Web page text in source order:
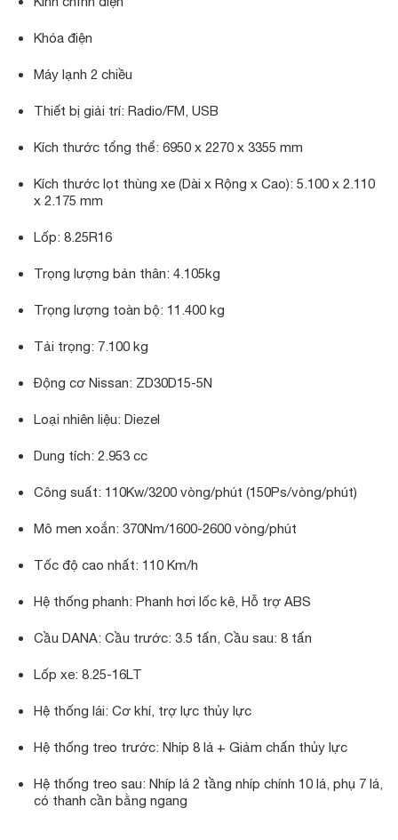
Khóa điện
Máy lạnh 2 chiều
Thiết bị giải trí: Radio/FM, USB
Kích thước tổng thể: 6950 x 2270 x 3355 mm
Kích thước lọt thùng xe (Dài x Rộng x Cao): 5.100 x 2.110
x 2.175 mm
Lốp: 8.25R16
Trọng lượng bản thân: 4.105kg
Trọng lượng toàn bộ: 11.400 kg
Tải trọng: 7.100 kg
Động cơ Nissan: ZD30D15-5N
Loại nhiên liệu: Diezel
Dung tích: 2.953 cc
Công suất: 110Kw/3200 vòng/phút (150Ps/vòng/phút)
Mô men xoắn: 370Nm/1600-2600 vòng/phút
Tốc độ cao nhất: 110 Km/h
Hệ thống phanh: Phanh hơi lốc kê, Hỗ trợ ABS
Cầu DANA: Cầu trước: 3.5 tấn, Cầu sau: 8 tấn
Lốp xe: 8.25-16LT
Hệ thống lái: Cơ khí, trợ lực thủy lực
Hệ thống treo trước: Nhíp 8 lá + Giảm chấn thủy lực
Hệ thống treo sau: Nhíp lá 2 tầng nhíp chính 10 lá, phụ 7 lá,
có thanh cần bằng ngang